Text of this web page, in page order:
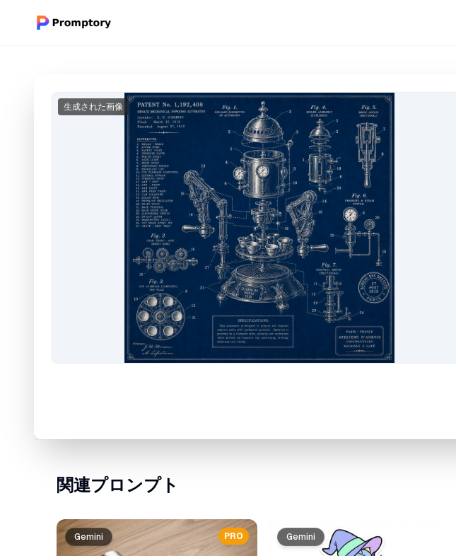
生成された画像
関連プロンプト
PRO
Gemini Gemini